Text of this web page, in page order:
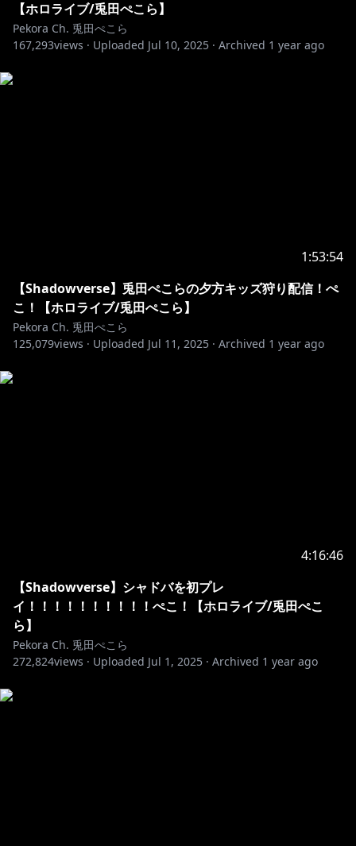
【ホロライブ/兎田ぺこら】
Pekora Ch. 兎田ぺこら
167,293views · Uploaded Jul 10, 2025 · Archived 1 year ago
1:53:54
【Shadowverse】兎田ぺこらの夕方キッズ狩り配信！ぺ
こ！【ホロライブ/兎田ぺこら】
Pekora Ch. 兎田ぺこら
125,079views · Uploaded Jul 11, 2025 · Archived 1 year ago
4:16:46
【Shadowverse】シャドバを初プレ
イ！！！！！！！！！！ぺこ！【ホロライブ/兎田ぺこ
ら】
Pekora Ch. 兎田ぺこら
272,824views · Uploaded Jul 1, 2025 · Archived 1 year ago